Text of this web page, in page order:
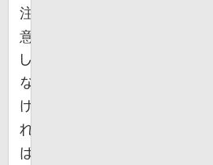
注
意
し
な
け
れ
ば